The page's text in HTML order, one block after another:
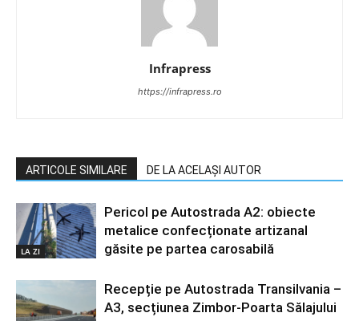
Infrapress
https://infrapress.ro
ARTICOLE SIMILARE DE LA ACELAȘI AUTOR
LA ZI
Pericol pe Autostrada A2: obiecte
metalice confecționate artizanal
găsite pe partea carosabilă
Recepție pe Autostrada Transilvania –
A3, secțiunea Zimbor-Poarta Sălajului